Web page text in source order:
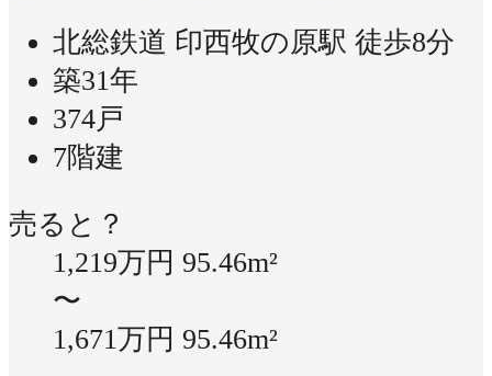
北総鉄道 印西牧の原駅 徒歩8分
築31年
374戸
7階建
売ると？
1,219万円 95.46m²
〜
1,671万円 95.46m²